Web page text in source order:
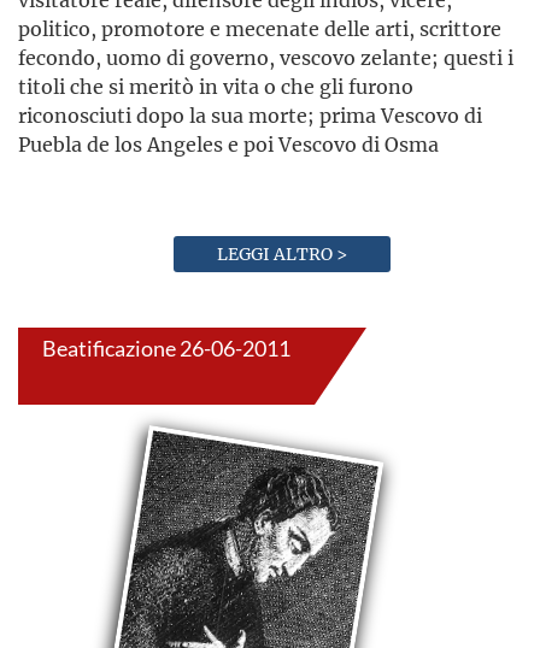
politico, promotore e mecenate delle arti, scrittore
fecondo, uomo di governo, vescovo zelante; questi i
titoli che si meritò in vita o che gli furono
riconosciuti dopo la sua morte; prima Vescovo di
Puebla de los Angeles e poi Vescovo di Osma
LEGGI ALTRO >
Beatificazione 26-06-2011